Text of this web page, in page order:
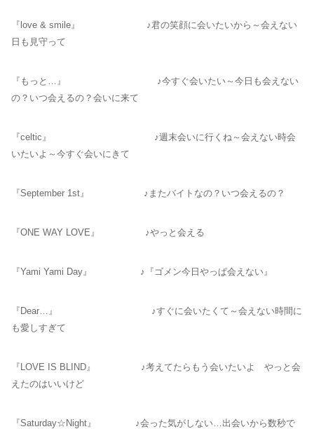
『love & smile』 ♪君の笑顔に会いたいから～会えない
日も見守って
『もっと…』 ♪今すぐ会いたい～今日も会えない
の？いつ会えるの？会いに来て
『celtic』 ♪週末会いに行くね～会えない時会
いたいよ～今すぐ会いにきて
『September 1st』 ♪またバイトなの？いつ会えるの？
『ONE WAY LOVE』 ♪やっと会える
『Yami Yami Day』 ♪『ゴメン今日やっぱ会えない』
『Dear…』 ♪すぐに会いたくて～会えない時間に
も愛しすぎて
『LOVE IS BLIND』 ♪考えてたらもう会いたいよ やっと会
えたのはいいけど
『Saturday☆Night』 ♪会った気がしない…出会いから数秒で